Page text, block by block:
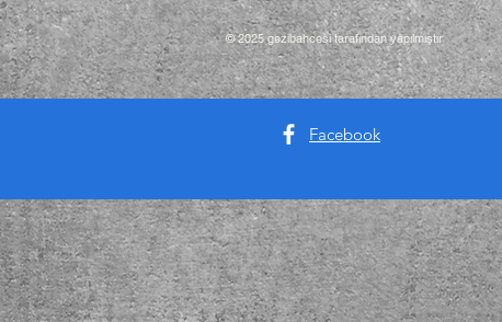
© 2025 gezibahcesi tarafından yapılmıştır
Facebook